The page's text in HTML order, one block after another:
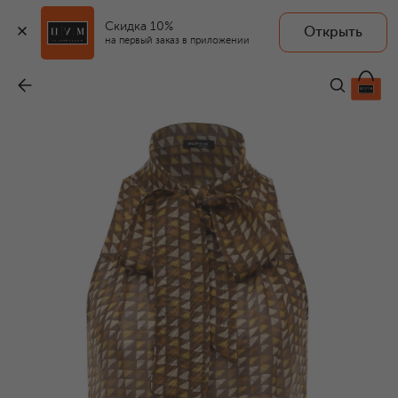
Скидка 10%
на первый заказ в приложении
Открыть
95 900 ₽